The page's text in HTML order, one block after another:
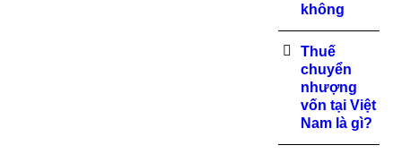
không
Thuế
chuyển
nhượng
vốn tại Việt
Nam là gì?